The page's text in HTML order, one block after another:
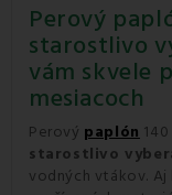
Perový
starostlivo
vám skvele
mesiacoch
Perový paplón
starostlivo
vodných vtákov.